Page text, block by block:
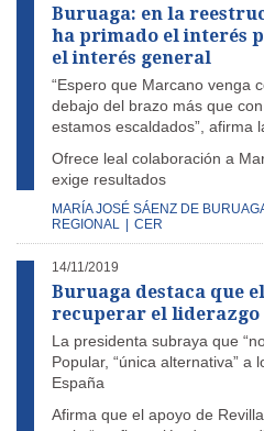
Buruaga: en la
ha primado el interés
el interés general
“Espero que Marcano venga
debajo del brazo más que
estamos escaldados”, afirma
Ofrece leal colaboración a
exige resultados
MARÍA JOSÉ SÁENZ DE
REGIONAL
CER
14/11/2019
Buruaga destaca que
recuperar el liderazgo
La presidenta subraya que
Popular, “única alternativa” a
España
Afirma que el apoyo de